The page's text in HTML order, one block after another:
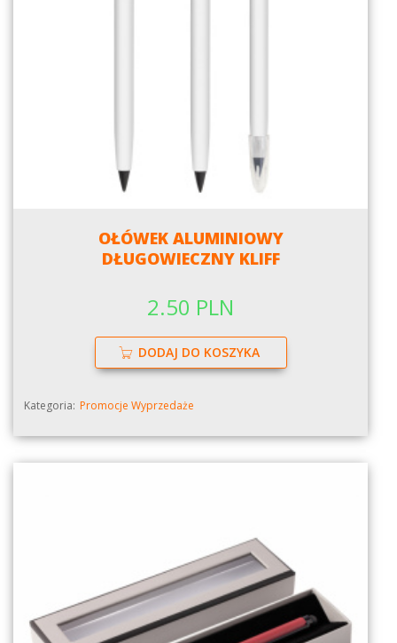
OŁÓWEK ALUMINIOWY
DŁUGOWIECZNY KLIFF
2.50 PLN
DODAJ DO KOSZYKA
Kategoria: Promocje Wyprzedaże